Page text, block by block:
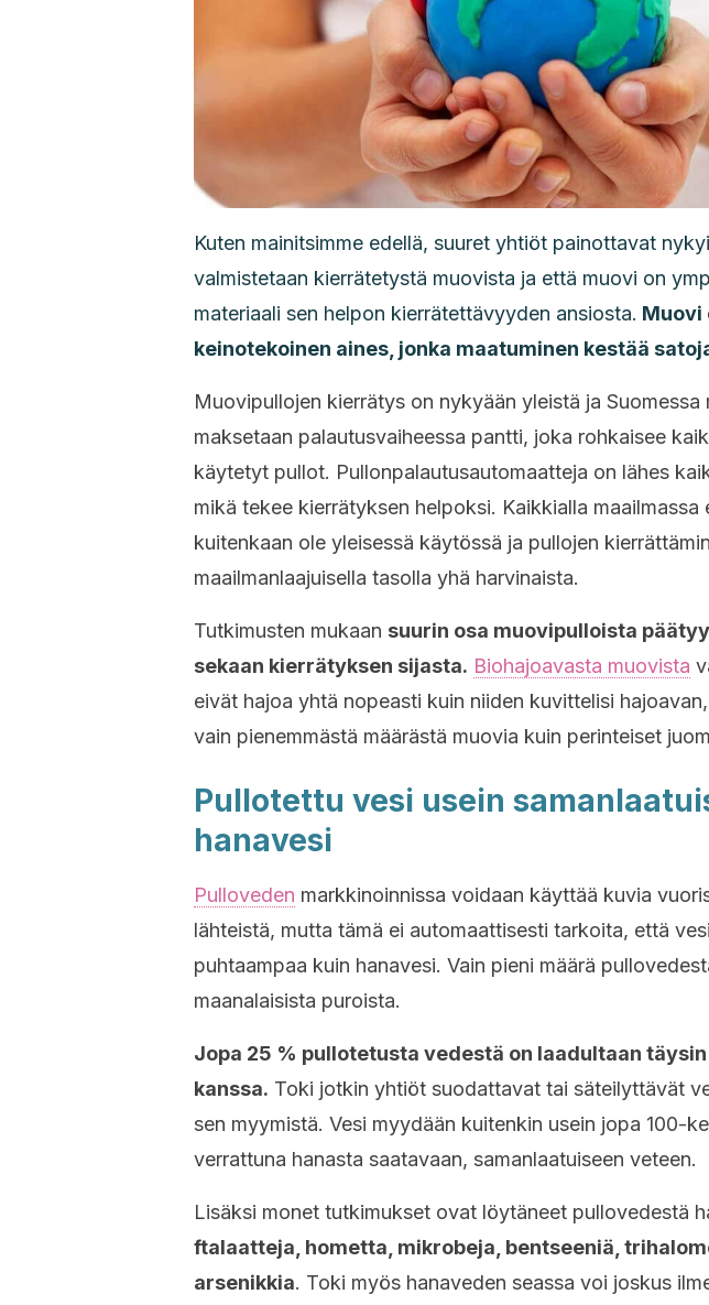
Kuten mainitsimme edellä, suuret yhtiöt painottavat
valmistetaan kierrätetystä muovista ja että muovi on
materiaali sen helpon kierrätettävyyden ansiosta. Muovi
keinotekoinen aines, jonka maatuminen kestää
Muovipullojen kierrätys on nykyään yleistä ja Suomessa
maksetaan palautusvaiheessa pantti, joka rohkaisee
käytetyt pullot. Pullonpalautusautomaatteja on lähes
mikä tekee kierrätyksen helpoksi. Kaikkialla maailmassa
kuitenkaan ole yleisessä käytössä ja pullojen
maailmanlaajuisella tasolla yhä harvinaista.
Tutkimusten mukaan suurin osa muovipulloista
sekaan kierrätyksen sijasta. Biohajoavasta muovista
eivät hajoa yhtä nopeasti kuin niiden kuvittelisi
vain pienemmästä määrästä muovia kuin perinteiset
Pullotettu vesi usein
hanavesi
Pulloveden markkinoinnissa voidaan käyttää kuvia
lähteistä, mutta tämä ei automaattisesti tarkoita, että
puhtaampaa kuin hanavesi. Vain pieni määrä
maanalaisista puroista.
Jopa 25 % pullotetusta vedestä on laadultaan
kanssa. Toki jotkin yhtiöt suodattavat tai säteilyttävät
sen myymistä. Vesi myydään kuitenkin usein jopa 100-
verrattuna hanasta saatavaan, samanlaatuiseen veteen.
Lisäksi monet tutkimukset ovat löytäneet pullovedestä
ftalaatteja, hometta, mikrobeja, bentseeniä,
arsenikkia. Toki myös hanaveden seassa voi joskus